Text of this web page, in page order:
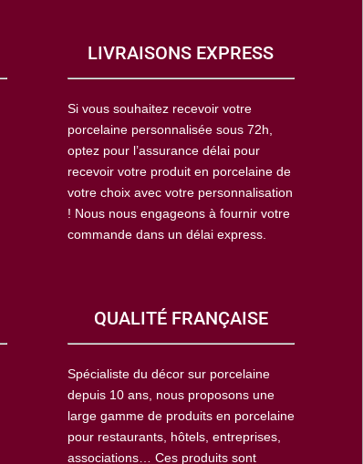
LIVRAISONS EXPRESS
Si vous souhaitez recevoir votre
porcelaine personnalisée sous 72h,
optez pour l’assurance délai pour
recevoir votre produit en porcelaine de
votre choix avec votre personnalisation
! Nous nous engageons à fournir votre
commande dans un délai express.
QUALITÉ FRANÇAISE
Spécialiste du décor sur porcelaine
depuis 10 ans, nous proposons une
large gamme de produits en porcelaine
pour restaurants, hôtels, entreprises,
associations… Ces produits sont